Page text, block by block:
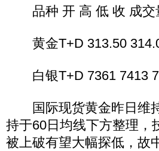
品种 开 高 低 收 成交
黄金T+D 313.50
白银T+D 7361 7413
国际现货黄金昨日维持
持于60日均线下方整理，
被上破有望大幅探低，故